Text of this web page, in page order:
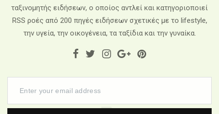
ταξινομητής ειδήσεων, ο οποίος αντλεί και κατηγοριοποιεί
RSS ροές από 200 πηγές ειδήσεων σχετικές με το lifestyle,
την υγεία, την οικογένεια, τα ταξίδια και την γυναίκα.